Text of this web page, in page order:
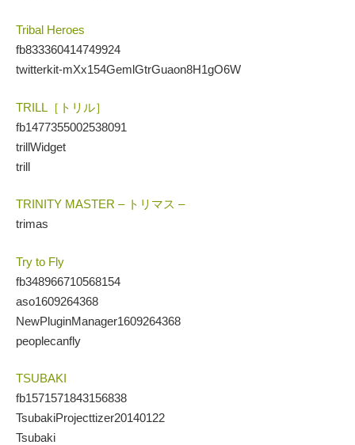
Tribal Heroes
fb833360414749924
twitterkit-mXx154GemlGtrGuaon8H1gO6W
TRILL［トリル］
fb1477355002538091
trillWidget
trill
TRINITY MASTER – トリマス –
trimas
Try to Fly
fb348966710568154
aso1609264368
NewPluginManager1609264368
peoplecanfly
TSUBAKI
fb1571571843156838
TsubakiProjecttizer20140122
Tsubaki